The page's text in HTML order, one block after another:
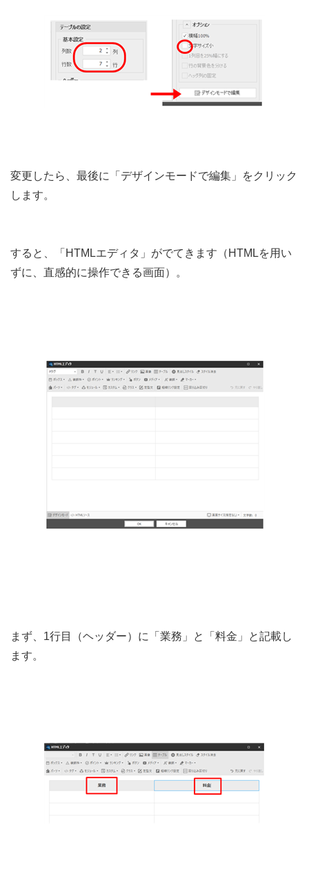
変更したら、最後に「デザインモードで編集」をクリック
します。
すると、「HTMLエディタ」がでてきます（HTMLを用い
ずに、直感的に操作できる画面）。
まず、1行目（ヘッダー）に「業務」と「料金」と記載し
ます。